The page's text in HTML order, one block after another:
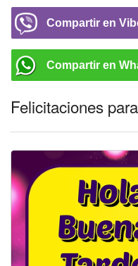
Compartir en
Compartir en
Felicitaciones